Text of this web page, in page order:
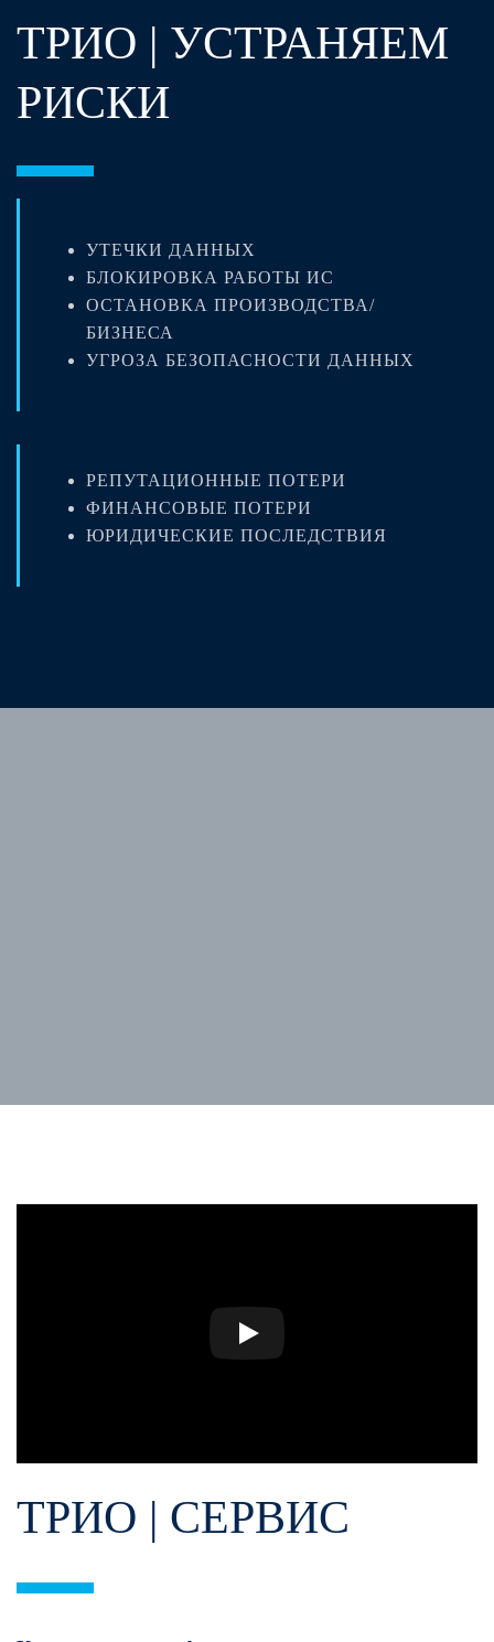
ТРИО | УСТРАНЯЕМ
РИСКИ
УТЕЧКИ ДАННЫХ
БЛОКИРОВКА РАБОТЫ ИС
ОСТАНОВКА ПРОИЗВОДСТВА/
БИЗНЕСА
УГРОЗА БЕЗОПАСНОСТИ ДАННЫХ
РЕПУТАЦИОННЫЕ ПОТЕРИ
ФИНАНСОВЫЕ ПОТЕРИ
ЮРИДИЧЕСКИЕ ПОСЛЕДСТВИЯ
TРИО | СЕРВИС